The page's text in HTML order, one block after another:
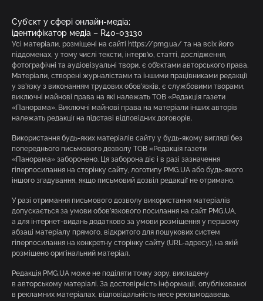
Суб’єкт у сфері онлайн-медіа;
ідентифікатор медіа – R40-03130
Усі матеріали, розміщені на сайті https://pmg.ua/ та на всіх його
піддоменах, у тому числі тексти, інтерв’ю, статті, дослідження,
фотографічні та аудіовізуальні твори, є об’єктами авторського права.
Матеріали, створені журналістами та іншими працівниками редакції
у зв’язку з виконанням трудових обов’язків, є службовими творами,
виключні майнові права на які належать ТОВ «Редакція газети
«Панорама». Виключні майнові права на матеріали інших авторів
належать редакції на підставі відповідних договорів.
Використання будь-яких матеріалів сайту у будь-якому вигляді без
попереднього письмового дозволу ТОВ «Редакція газети
«Панорама» заборонено. Ця заборона діє і в разі зазначення
гіперпосилання на сторінку сайту, логотипу PMG.UA або будь-якого
іншого згадування, якщо письмовий дозвіл редакції не отримано.
У разі отримання письмового дозволу використання матеріалів
допускається за умови обов’язкового посилання на сайт PMG.UA,
а для інтернет-видань додатково за умови розміщення у першому
абзаці матеріалу прямого, відкритого для пошукових систем
гіперпосилання на конкретну сторінку сайту (URL-адресу), на якій
розміщено оригінальний матеріал.
Редакція PMG.UA може не поділяти точку зору, викладену
в авторському матеріалі. За достовірність інформації, опублікованої
в рекламних матеріалах, відповідальність несе рекламодавець.